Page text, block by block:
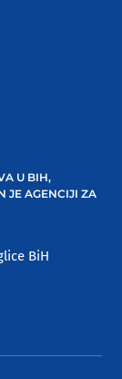
U BIH,
JE AGENCIJI ZA
BiH